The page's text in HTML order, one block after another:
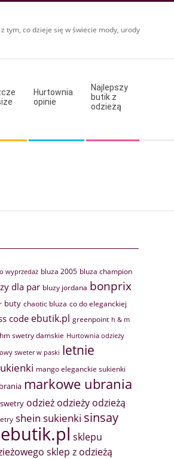
tym, co dzieje się w świecie mody, urody
Hurtownia
opinie
Najlepszy
butik z
odzieżą
wyprzedaż bluza 2005 bluza champion
dla par bluzy jordana bonprix
buty chaotic bluza co do eleganckiej
code ebutik.pl greenpoint h & m
hm swetry damskie Hurtownia odzieży
sweter w paski letnie
mango eleganckie sukienki
markowe ubrania
odzież odzieży odzieżą
shein sukienki sinsay
sklepu
sklep z odzieżą